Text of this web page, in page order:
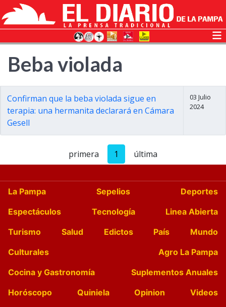
Beba violada
Confirman que la beba violada sigue en
terapia: una hermanita declarará en Cámara
Gesell
03 Julio
2024
primera 1 última
La Pampa Sepelios
Deportes
Espectáculos
Tecnología
Linea Abierta
Turismo
Salud Edictos País
Mundo
Culturales
Agro La Pampa
Cocina y Gastronomía
Suplementos Anuales
Horóscopo
Quiniela Opinion
Videos